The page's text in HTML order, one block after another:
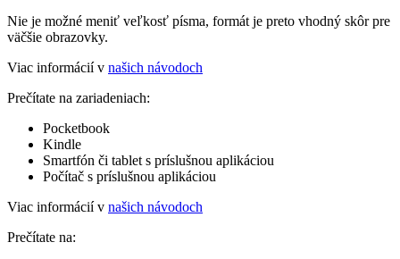
Nie je možné meniť veľkosť písma, formát je preto vhodný skôr pre
väčšie obrazovky.
Viac informácií v našich návodoch
Prečítate na zariadeniach:
Pocketbook
Kindle
Smartfón či tablet s príslušnou aplikáciou
Počítač s príslušnou aplikáciou
Viac informácií v našich návodoch
Prečítate na: